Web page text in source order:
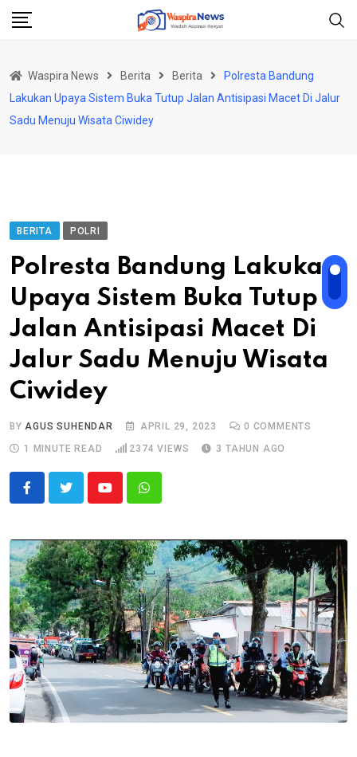
Skip
Waspira News Berita Berita
Polresta Bandung
Lakukan Upaya Sistem Buka Tutup Jalan Antisipasi Macet Di Jalur
Sadu Menuju Wisata Ciwidey
BERITA POLRI
Polresta Bandung Lakukan
Upaya Sistem Buka Tutup
Jalan Antisipasi Macet Di
Jalur Sadu Menuju Wisata
Ciwidey
BYAGUS SUHENDAR APRIL 29, 2023 0 COMMENTS
1 MINUTE READ
2374 VIEWS 3 TAHUN AGO
YoutubeWhatsapp